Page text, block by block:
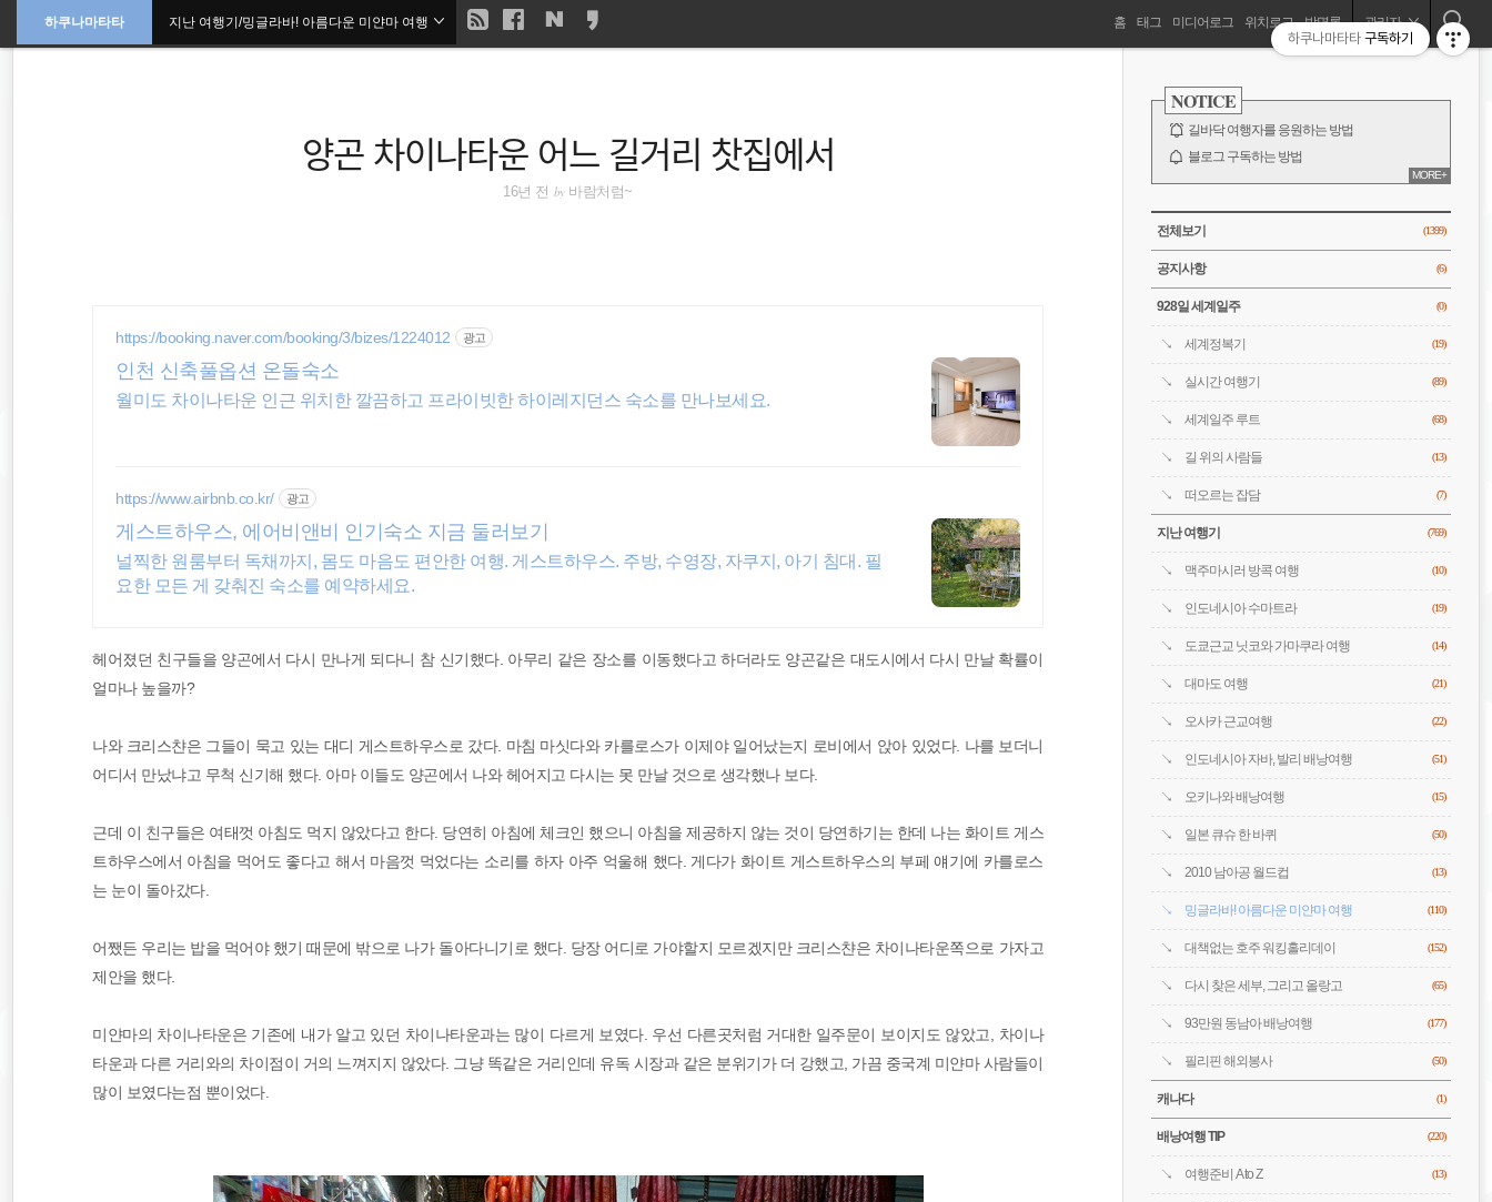
문
하쿠나마타타 현
지난 여행기/밍글라바! 아름다운 미얀마 여행 홈 태그 미디어로그 위치로그 방명록 관리자
양곤 차이나타운 어느 길거리 찻집에서
16년 전 by바람처럼~
https://booking.naver.com/booking/3/bizes/1224012 광고
인천 신축풀옵션 온돌숙소
월미도 차이나타운 인근 위치한 깔끔하고 프라이빗한 하이레지던스 숙소를 만나보세요.
https://www.airbnb.co.kr/ 광고
게스트하우스, 에어비앤비 인기숙소 지금 둘러보기
널찍한 원룸부터 독채까지, 몸도 마음도 편안한 여행. 게스트하우스. 주방, 수영장, 자쿠지, 아기 침대. 필
요한 모든 게 갖춰진 숙소를 예약하세요.
헤어졌던 친구들을 양곤에서 다시 만나게 되다니 참 신기했다. 아무리 같은 장소를 이동했다고 하더라도 양곤같은 대도시에서 다시 만날 확률이
얼마나 높을까?
나와 크리스챤은 그들이 묵고 있는 대디 게스트하우스로 갔다. 마침 마싯다와 카를로스가 이제야 일어났는지 로비에서 앉아 있었다. 나를 보더니
어디서 만났냐고 무척 신기해 했다. 아마 이들도 양곤에서 나와 헤어지고 다시는 못 만날 것으로 생각했나 보다.
근데 이 친구들은 여태껏 아침도 먹지 않았다고 한다. 당연히 아침에 체크인 했으니 아침을 제공하지 않는 것이 당연하기는 한데 나는 화이트 게스
트하우스에서 아침을 먹어도 좋다고 해서 마음껏 먹었다는 소리를 하자 아주 억울해 했다. 게다가 화이트 게스트하우스의 부페 얘기에 카를로스
는 눈이 돌아갔다.
어쨌든 우리는 밥을 먹어야 했기 때문에 밖으로 나가 돌아다니기로 했다. 당장 어디로 가야할지 모르겠지만 크리스챤은 차이나타운쪽으로 가자고
제안을 했다.
미얀마의 차이나타운은 기존에 내가 알고 있던 차이나타운과는 많이 다르게 보였다. 우선 다른곳처럼 거대한 일주문이 보이지도 않았고, 차이나
타운과 다른 거리와의 차이점이 거의 느껴지지 않았다. 그냥 똑같은 거리인데 유독 시장과 같은 분위기가 더 강했고, 가끔 중국계 미얀마 사람들이
많이 보였다는점 뿐이었다.
NOTICE
길바닥 여행자를 응원하는 방법
블로그 구독하는 방법
바람처럼은 누구?
전체 보기
MORE+
CATEGORY
전체보기 (1399)
공지사항 (6)
928일 세계일주 (0)
세계정복기 (19)
실시간 여행기 (89)
세계일주 루트 (68)
길 위의 사람들 (13)
떠오르는 잡담 (7)
지난 여행기 (769)
맥주마시러 방콕 여행 (10)
인도네시아 수마트라 (19)
도쿄근교 닛코와 가마쿠라 여행 (14)
대마도 여행 (21)
오사카 근교여행 (22)
인도네시아 자바, 발리 배낭여행 (51)
오키나와 배낭여행 (15)
일본 큐슈 한 바퀴 (50)
2010 남아공 월드컵 (13)
밍글라바! 아름다운 미얀마 여행 (110)
대책없는 호주 워킹홀리데이 (152)
다시 찾은 세부, 그리고 올랑고 (65)
93만원 동남아 배낭여행 (177)
필리핀 해외봉사 (50)
캐나다 (1)
배낭여행 TIP (220)
여행준비 A to Z (13)
검
동남아시아
워킹홀리데이
해외여행
하쿠나마타타 구독하기